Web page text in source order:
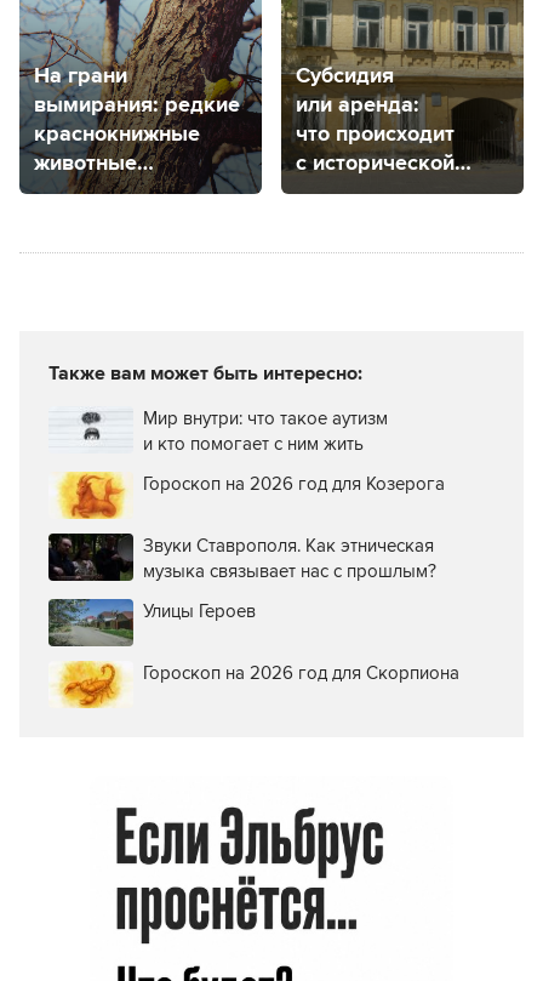
В отдельном павильоне открыли маркет с мерчем
или с рукоделием. На территории фестиваля
работал фуд-корт с 11 точками питания и баром,
так что голодным не остался никто. В этом году
мероприятие было стилизованно под сказку
«Алиса в Стране чудес» (0+), на территории были
расположенные тематические фотозоны.
Фото: АТВмедиа
Один из гостей мероприятия – Эдуард, отметил:
Очень радовало, когда подбегали
фотографироваться. Из минусов —
единственный проход к лесной зоне
совпадал с зоной для курения,
и я боялся, что костюм пропитается
дымом».